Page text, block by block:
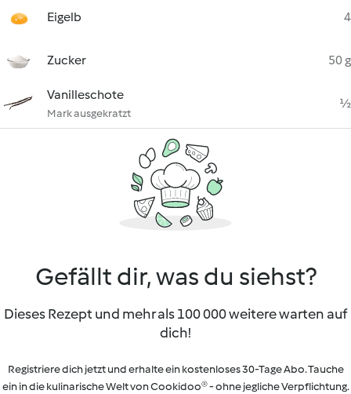
Eigelb 4
Zucker 50 g
Vanilleschote
Mark ausgekratzt
½
Gefällt dir, was du siehst?
Dieses Rezept und mehr als 100 000 weitere warten auf
dich!
Registriere dich jetzt und erhalte ein kostenloses 30-Tage Abo. Tauche
ein in die kulinarische Welt von Cookidoo® - ohne jegliche Verpflichtung.